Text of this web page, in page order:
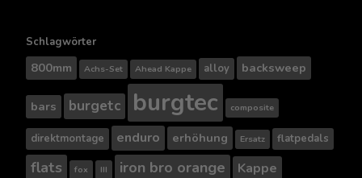
Schlagwörter
800mm Achs-Set Ahead Kappe alloy backsweep
bars burgetc burgtec composite
direktmontage enduro erhöhung Ersatz flatpedals
flats fox III iron bro orange Kappe